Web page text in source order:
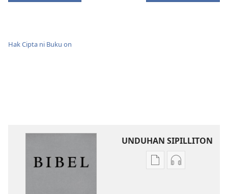
Hak Cipta ni Buku on
UNDUHAN SIPILLITON
SipillitonSipiliton